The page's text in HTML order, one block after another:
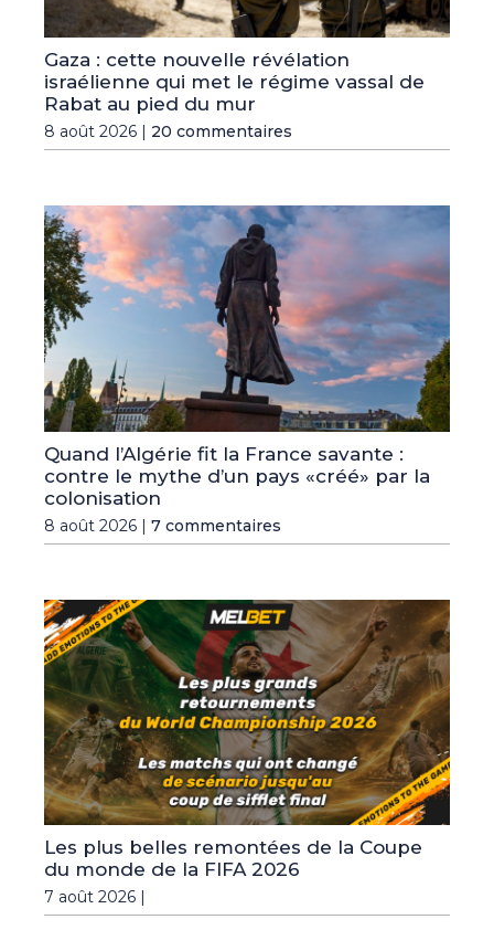
Gaza : cette nouvelle révélation
israélienne qui met le régime vassal de
Rabat au pied du mur
8 août 2026 | 20 commentaires
Quand l’Algérie fit la France savante :
contre le mythe d’un pays «créé» par la
colonisation
8 août 2026 | 7 commentaires
Les plus belles remontées de la Coupe
du monde de la FIFA 2026
7 août 2026 |